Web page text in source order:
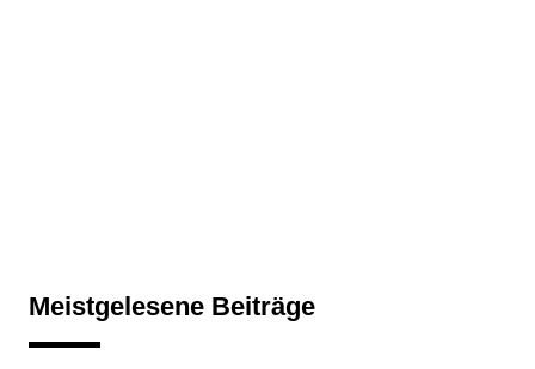
Meistgelesene Beiträge